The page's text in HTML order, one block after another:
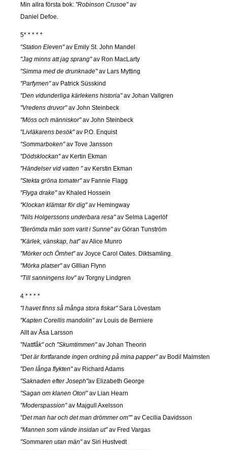
Min allra första bok: "Robinson Crusoe"av
Daniel Defoe.
5* * * * *
"Station Eleven"av Emily St. John Mandel
"Jag minns att jag sprang"av Ron MacLarty
"Simma med de drunknade"av Lars Mytting
"Parfymen"av Patrick Süsskind
"Den vidunderliga kärlekens historia"av Johan Vallgren
"Vredens druvor"av John Steinbeck
"Möss och människor"av John Steinbeck
"Livläkarens besök"av P.O. Enquist
"Sommarboken"av Tove Jansson
"Dödsklockan"av Kertin Ekman
"Händelser vid vatten "av Kerstin Ekman
"Stekta gröna tomater"av Fannie Flagg
"Flyga drake"av Khaled Hossein
"Klockan klämtar för dig"av Hemingway
"Nils Holgerssons underbara resa"av Selma Lagerlöf
"Berömda män som varit i Sunne"av Göran Tunström
"Kärlek, vänskap, hat"av Alice Munro
"Mörker och Ömhet"av Joyce Carol Oates. Diktsamling.
"Mörka platser"av GIllian Flynn
"Till sanningens lov"av Torgny Lindgren
4 * * * *
"I havet finns så många stora fiskar"Sara Lövestam
"Kapten Corellis mandolin"av Louis de Berniere
Allt av Åsa Larsson
"Nattfåk" och "Skumtimmen"av Johan Theorin
"Det är fortfarande ingen ordning på mina papper"av Bodil Malmsten
"Den långa flykten"av Richard Adams
"Saknaden efter Joseph"av Elizabeth George
"Sagan om klanen Otori"av Lian Hearn
"Moderspassion"av Majgull Axelsson
"Det man har och det man drömmer om""av Cecilia Davidsson
"Mannen som vände insidan ut"av Fred Vargas
"Sommaren utan män"av Siri Hustvedt